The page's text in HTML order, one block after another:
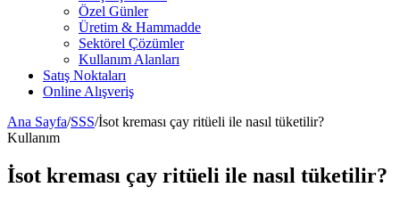
Özel Günler
Üretim & Hammadde
Sektörel Çözümler
Kullanım Alanları
Satış Noktaları
Online Alışveriş
Ana Sayfa/SSS/İsot kreması çay ritüeli ile nasıl tüketilir?
Kullanım
İsot kreması çay ritüeli ile nasıl tüketilir?